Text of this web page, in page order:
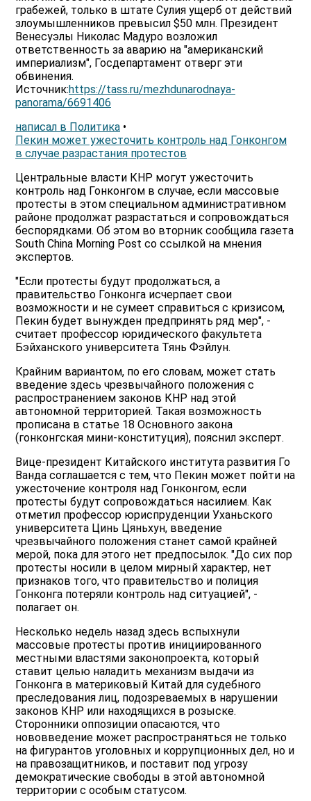
грабежей, только в штате Сулия ущерб от действий
злоумышленников превысил $50 млн. Президент
Венесуэлы Николас Мадуро возложил
ответственность за аварию на "американский
империализм", Госдепартамент отверг эти
обвинения.
Источник:https://tass.ru/mezhdunarodnaya-
panorama/6691406
написал в Политика •
Пекин может ужесточить контроль над Гонконгом
в случае разрастания протестов
Центральные власти КНР могут ужесточить
контроль над Гонконгом в случае, если массовые
протесты в этом специальном административном
районе продолжат разрастаться и сопровождаться
беспорядками. Об этом во вторник сообщила газета
South China Morning Post со ссылкой на мнения
экспертов.
"Если протесты будут продолжаться, а
правительство Гонконга исчерпает свои
возможности и не сумеет справиться с кризисом,
Пекин будет вынужден предпринять ряд мер", -
считает профессор юридического факультета
Бэйханского университета Тянь Фэйлун.
Крайним вариантом, по его словам, может стать
введение здесь чрезвычайного положения с
распространением законов КНР над этой
автономной территорией. Такая возможность
прописана в статье 18 Основного закона
(гонконгская мини-конституция), пояснил эксперт.
Вице-президент Китайского института развития Го
Ванда соглашается с тем, что Пекин может пойти на
ужесточение контроля над Гонконгом, если
протесты будут сопровождаться насилием. Как
отметил профессор юриспруденции Уханьского
университета Цинь Цяньхун, введение
чрезвычайного положения станет самой крайней
мерой, пока для этого нет предпосылок. "До сих пор
протесты носили в целом мирный характер, нет
признаков того, что правительство и полиция
Гонконга потеряли контроль над ситуацией", -
полагает он.
Несколько недель назад здесь вспыхнули
массовые протесты против инициированного
местными властями законопроекта, который
ставит целью наладить механизм выдачи из
Гонконга в материковый Китай для судебного
преследования лиц, подозреваемых в нарушении
законов КНР или находящихся в розыске.
Сторонники оппозиции опасаются, что
нововведение может распространяться не только
на фигурантов уголовных и коррупционных дел, но и
на правозащитников, и поставит под угрозу
демократические свободы в этой автономной
территории с особым статусом.